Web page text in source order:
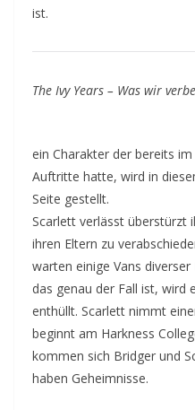
ist.
The Ivy Years – Was wir
ein Charakter der bereits
Auftritte hatte, wird in
Seite gestellt.
Scarlett verlässt überstürzt
ihren Eltern zu
warten einige Vans
das genau der Fall ist, wird
enthüllt. Scarlett nimmt
beginnt am Harkness
kommen sich Bridger und
haben Geheimnisse.